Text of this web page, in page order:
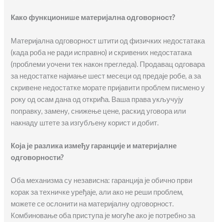
Како функционише материјална одговорност?
Материјална одговорност штити од физичких недостатака
(када роба не ради исправно) и скривених недостатака
(проблеми уочени тек након прегледа). Продавац одговара
за недостатке најмање шест месеци од предаје робе, а за
скривене недостатке морате пријавити проблем писмено у
року од осам дана од открића. Ваша права укључују
поправку, замену, снижење цене, раскид уговора или
накнаду штете за изгубљену корист и добит.
Која је разлика између гаранције и материјалне
одговорности?
Оба механизма су независна: гаранција је обично први
корак за техничке уређаје, али ако не реши проблем,
можете се ослонити на материјалну одговорност.
Комбиновање оба приступа је могуће ако је потребно за